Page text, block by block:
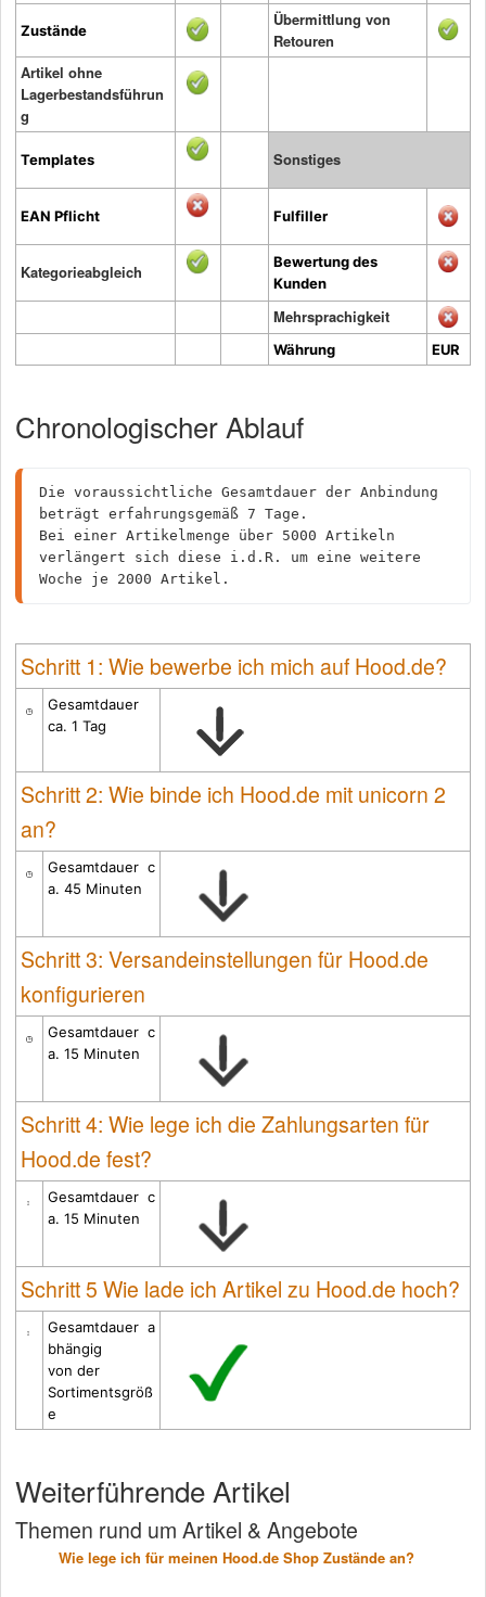
Zustände
Übermittlung von
Retouren
Artikel ohne
Lagerbestandsführun
g
Templates Sonstiges
EAN Pflicht Fulfiller
Kategorieabgleich
Bewertung des
Kunden
Mehrsprachigkeit
Währung EUR
Chronologischer Ablauf
Die voraussichtliche Gesamtdauer der Anbindung
beträgt erfahrungsgemäß 7 Tage.
Bei einer Artikelmenge über 5000 Artikeln
verlängert sich diese i.d.R. um eine weitere
Woche je 2000 Artikel.
Schritt 1: Wie bewerbe ich mich auf Hood.de?
Gesamtdauer
ca. 1 Tag
Schritt 2: Wie binde ich Hood.de mit unicorn 2
an?
Gesamtdauer c
a. 45 Minuten
Schritt 3: Versandeinstellungen für Hood.de
konfigurieren
Gesamtdauer c
a. 15 Minuten
Schritt 4: Wie lege ich die Zahlungsarten für
Hood.de fest?
Gesamtdauer c
a. 15 Minuten
Schritt 5 Wie lade ich Artikel zu Hood.de hoch?
Gesamtdauer a
bhängig
von der
Sortimentsgröß
e
Weiterführende Artikel
Themen rund um Artikel & Angebote
Wie lege ich für meinen Hood.de Shop Zustände an?